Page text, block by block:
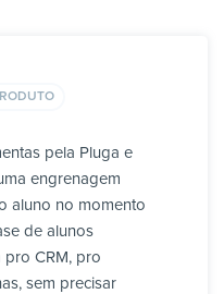
pela Pluga e
engrenagem
aluno no momento
de alunos
pro CRM, pro
sem precisar